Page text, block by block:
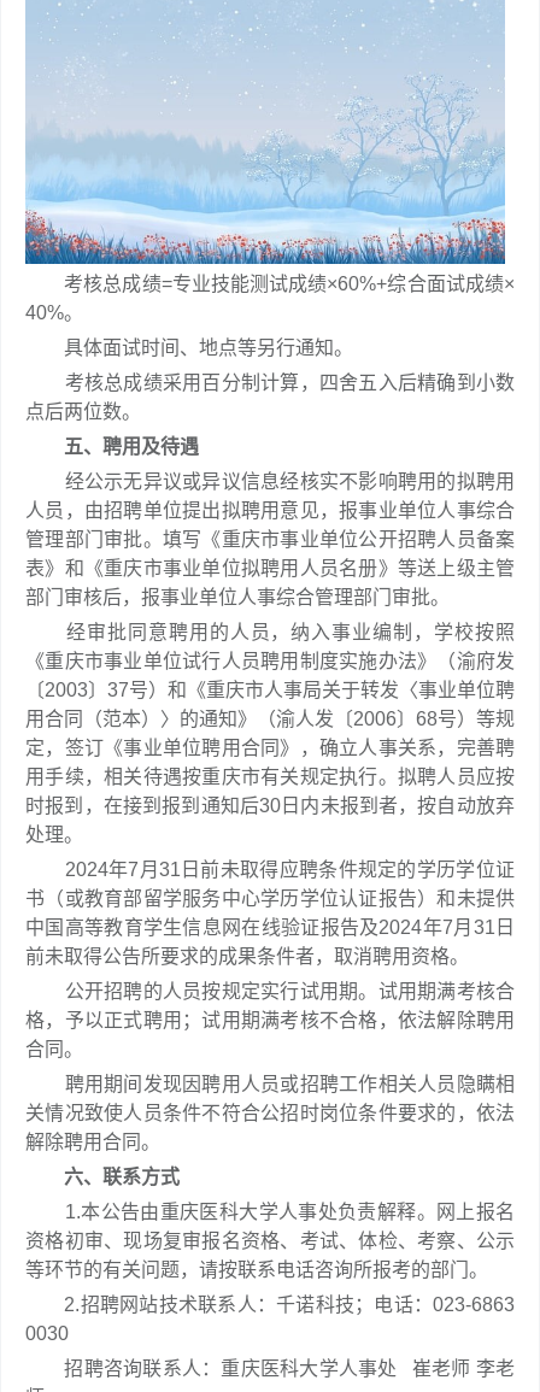
考核总成绩=专业技能测试成绩×60%+综合面试成绩×
40%。
具体面试时间、地点等另行通知。
考核总成绩采用百分制计算，四舍五入后精确到小数
点后两位数。
五、聘用及待遇
经公示无异议或异议信息经核实不影响聘用的拟聘用
人员，由招聘单位提出拟聘用意见，报事业单位人事综合
管理部门审批。填写《重庆市事业单位公开招聘人员备案
表》和《重庆市事业单位拟聘用人员名册》等送上级主管
部门审核后，报事业单位人事综合管理部门审批。
经审批同意聘用的人员，纳入事业编制，学校按照
《重庆市事业单位试行人员聘用制度实施办法》（渝府发
〔2003〕37号）和《重庆市人事局关于转发〈事业单位聘
用合同（范本）〉的通知》（渝人发〔2006〕68号）等规
定，签订《事业单位聘用合同》，确立人事关系，完善聘
用手续，相关待遇按重庆市有关规定执行。拟聘人员应按
时报到，在接到报到通知后30日内未报到者，按自动放弃
处理。
2024年7月31日前未取得应聘条件规定的学历学位证
书（或教育部留学服务中心学历学位认证报告）和未提供
中国高等教育学生信息网在线验证报告及2024年7月31日
前未取得公告所要求的成果条件者，取消聘用资格。
公开招聘的人员按规定实行试用期。试用期满考核合
格，予以正式聘用；试用期满考核不合格，依法解除聘用
合同。
聘用期间发现因聘用人员或招聘工作相关人员隐瞒相
关情况致使人员条件不符合公招时岗位条件要求的，依法
解除聘用合同。
六、联系方式
1.本公告由重庆医科大学人事处负责解释。网上报名
资格初审、现场复审报名资格、考试、体检、考察、公示
等环节的有关问题，请按联系电话咨询所报考的部门。
2.招聘网站技术联系人：千诺科技；电话：023-6863
0030
招聘咨询联系人：重庆医科大学人事处 崔老师 李老